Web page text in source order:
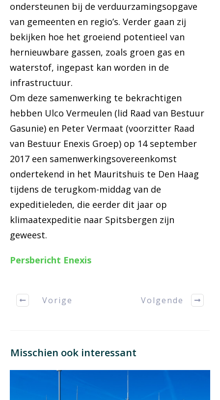
ondersteunen bij de verduurzamingsopgave
van gemeenten en regio’s. Verder gaan zij
bekijken hoe het groeiend potentieel van
hernieuwbare gassen, zoals groen gas en
waterstof, ingepast kan worden in de
infrastructuur.
Om deze samenwerking te bekrachtigen
hebben Ulco Vermeulen (lid Raad van Bestuur
Gasunie) en Peter Vermaat (voorzitter Raad
van Bestuur Enexis Groep) op 14 september
2017 een samenwerkingsovereenkomst
ondertekend in het Mauritshuis te Den Haag
tijdens de terugkom-middag van de
expeditieleden, die eerder dit jaar op
klimaatexpeditie naar Spitsbergen zijn
geweest.
Persbericht Enexis
Vorige Volgende
Misschien ook interessant